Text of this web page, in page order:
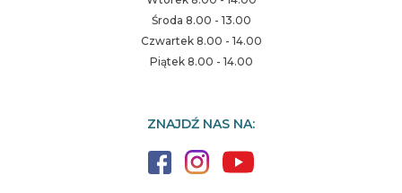
Środa 8.00 - 13.00
Czwartek 8.00 - 14.00
Piątek 8.00 - 14.00
ZNAJDŹ NAS NA: